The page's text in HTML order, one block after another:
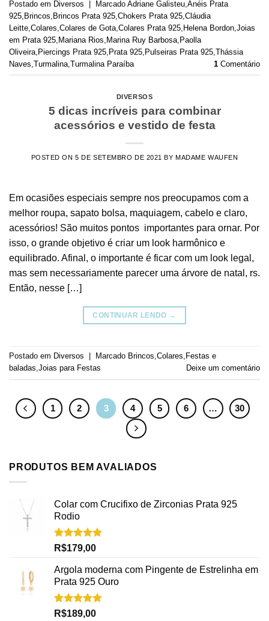
Postado em Diversos Marcado Adriane Galisteu Anéis Prata
925 Brincos Brincos Prata 925 Chokers Prata 925 Cláudia
Leitte Colares Colares de Gota Colares Prata 925 Helena Bordon Joias
em Prata 925 Mariana Rios Marina Ruy Barbosa Paolla
Oliveira Piercings Prata 925 Prata 925 Pulseiras Prata 925 Thássia
Naves Turmalina Turmalina Paraíba 1 Comentário
DIVERSOS
5 dicas incríveis para combinar
acessórios e vestido de festa
POSTED ON5 DE SETEMBRO DE 2021 BYMADAME WAUFEN
Em ocasiões especiais sempre nos preocupamos com a
melhor roupa, sapato bolsa, maquiagem, cabelo e claro,
acessórios! São muitos pontos importantes para ornar. Por
isso, o grande objetivo é criar um look harmônico e
equilibrado. Afinal, o importante é ficar com um look legal,
mas sem necessariamente parecer uma árvore de natal, rs.
Então, nesse […]
CONTINUAR LENDO →
Postado em Diversos Marcado Brincos,Colares, Festas e
baladas,Joias para Festas Deixe um comentário
1 2 3 4 5 6 … 30
PRODUTOS BEM AVALIADOS
Colar com Crucifixo de Zirconias Prata 925
Rodio
Avaliação
R$179,00
Argola moderna com Pingente de Estrelinha em
Prata 925 Ouro
Avaliação
R$189,00